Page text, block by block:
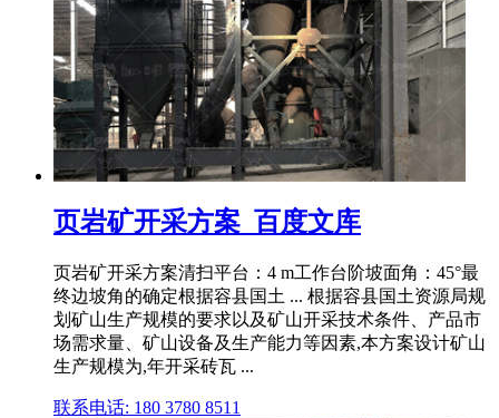
页岩矿开采方案_百度文库
页岩矿开采方案清扫平台：4 m工作台阶坡面角：45°最
终边坡角的确定根据容县国土 ... 根据容县国土资源局规
划矿山生产规模的要求以及矿山开采技术条件、产品市
场需求量、矿山设备及生产能力等因素,本方案设计矿山
生产规模为,年开采砖瓦 ...
联系电话: 180 3780 8511